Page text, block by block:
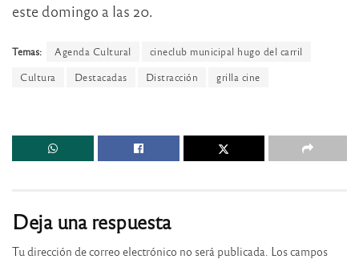
este domingo a las 20.
Temas: Agenda Cultural
cineclub municipal hugo del carril
Cultura
Destacadas Distracción grilla cine
Deja una respuesta
Tu dirección de correo electrónico no será publicada. Los campos